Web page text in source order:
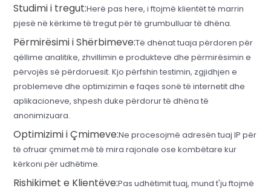
Studimi i tregut:Herë pas here, i ftojmë klientët të marrin
pjesë në kërkime të tregut për të grumbulluar të dhëna.
Përmirësimi i Shërbimeve:Të dhënat tuaja përdoren për
qëllime analitike, zhvillimin e produkteve dhe përmirësimin e
përvojës së përdoruesit. Kjo përfshin testimin, zgjidhjen e
problemeve dhe optimizimin e faqes sonë të internetit dhe
aplikacioneve, shpesh duke përdorur të dhëna të
anonimizuara.
Optimizimi i Çmimeve:Ne procesojmë adresën tuaj IP për
të ofruar çmimet më të mira rajonale ose kombëtare kur
kërkoni për udhëtime.
Rishikimet e Klientëve:Pas udhëtimit tuaj, mund t'ju ftojmë